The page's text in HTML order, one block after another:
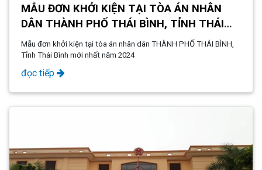
MẪU ĐƠN KHỞI KIỆN TẠI TÒA ÁN NHÂN
DÂN THÀNH PHỐ THÁI BÌNH, TỈNH THÁI
BÌNH MỚI NHẤT NĂM 2024
Mẫu đơn khởi kiện tại tòa án nhân dân THÀNH PHỐ THÁI BÌNH,
Tỉnh Thái Bình mới nhất năm 2024
đọc tiếp